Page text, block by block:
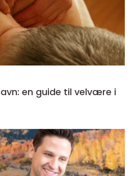
en guide til velvære i